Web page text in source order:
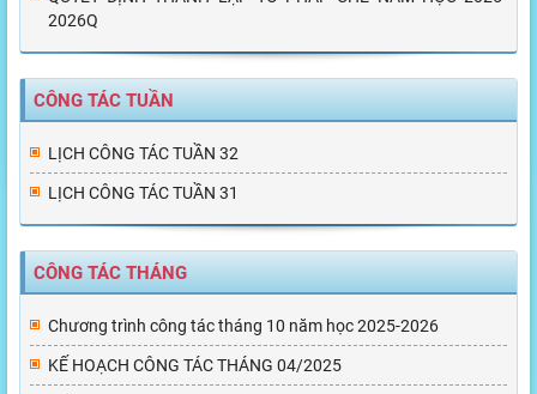
2026Q
CÔNG TÁC TUẦN
LỊCH CÔNG TÁC TUẦN 32
LỊCH CÔNG TÁC TUẦN 31
CÔNG TÁC THÁNG
Chương trình công tác tháng 10 năm học 2025-2026
KẾ HOẠCH CÔNG TÁC THÁNG 04/2025